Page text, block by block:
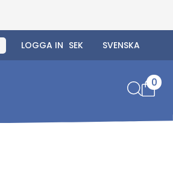
LOGGA IN
0